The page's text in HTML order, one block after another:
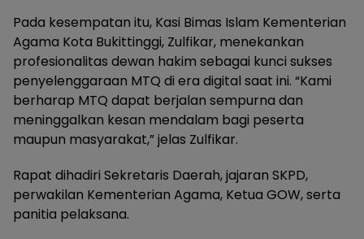
Pada kesempatan itu, Kasi Bimas Islam Kementerian
Agama Kota Bukittinggi, Zulfikar, menekankan
profesionalitas dewan hakim sebagai kunci sukses
penyelenggaraan MTQ di era digital saat ini. “Kami
berharap MTQ dapat berjalan sempurna dan
meninggalkan kesan mendalam bagi peserta
maupun masyarakat,” jelas Zulfikar.
Rapat dihadiri Sekretaris Daerah, jajaran SKPD,
perwakilan Kementerian Agama, Ketua GOW, serta
panitia pelaksana.